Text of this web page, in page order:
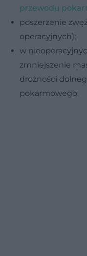
przewodu
poszerzenie
operacyjnych);
w
zmniejszenie
drożności
pokarmowego.